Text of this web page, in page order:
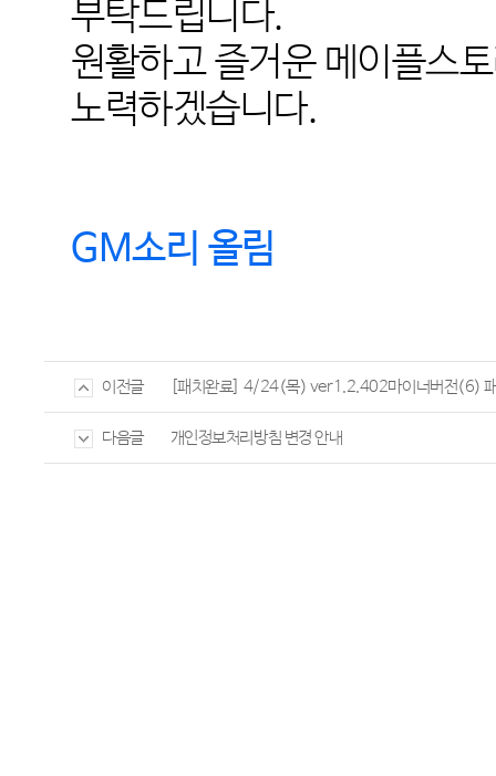
부탁드립니다.
원활하고 즐거운 메이플스
노력하겠습니다.
GM소리 올림
이전글 [패치완료] 4/24(목) ver1.2.402마이너버전(6)
다음글 개인정보처리방침 변경 안내